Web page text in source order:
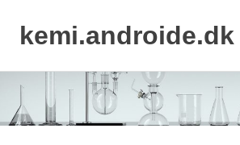
content
kemi.androide.dk